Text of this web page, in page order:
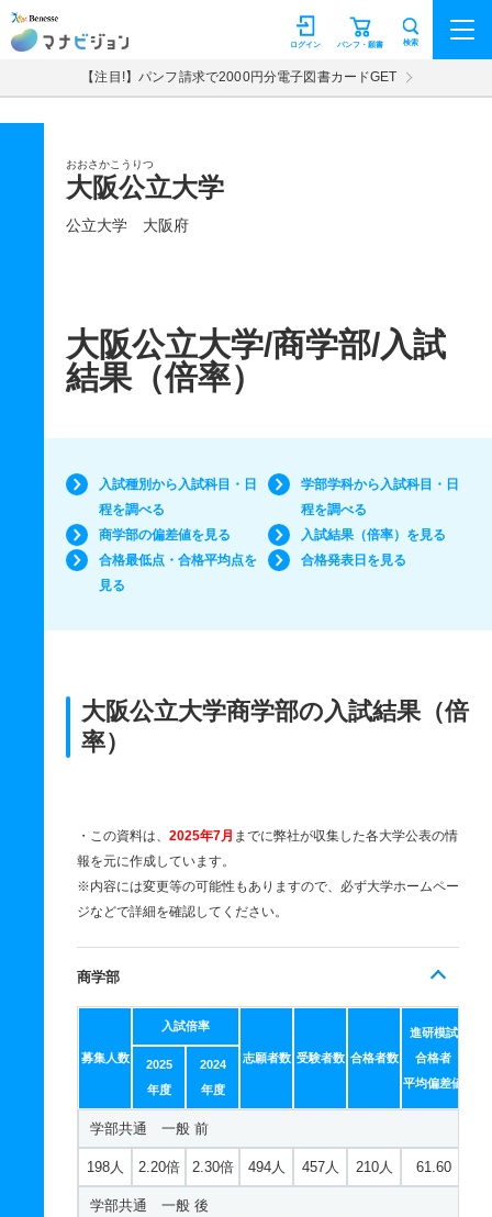
マナビジョン パンフ・願書
ログイン 検索
【注目!】パンフ請求で2000円分電子図書カードGET
おおさかこうりつ
大阪公立大学
公立大学 大阪府
大阪公立大学/商学部/入試
結果（倍率）
入試種別から入試科目・日
程を調べる
学部学科から入試科目・日
程を調べる
商学部の偏差値を見る
入試結果（倍率）を見る
合格最低点・合格平均点を
見る
合格発表日を見る
大阪公立大学商学部の入試結果（倍
率）
・この資料は、 2025年7月 までに弊社が収集した各大学公表の情
報を元に作成しています。
※内容には変更等の可能性もありますので、必ず大学ホームペー
ジなどで詳細を確認してください。
商学部
募集人数
入試倍率
志願者数 受験者数 合格者数
進研模試
合格者
平均偏差値
2025
年度
2024
年度
学部共通 一般 前
198人 2.20倍 2.30倍 494人 457人 210人 61.60
学部共通 一般 後